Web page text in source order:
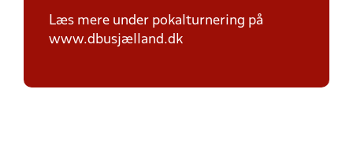
Læs mere under pokalturnering på
www.dbusjælland.dk